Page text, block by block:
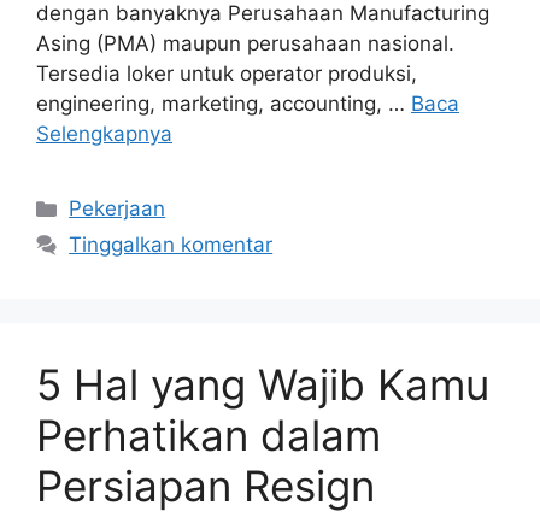
dengan banyaknya Perusahaan Manufacturing
Asing (PMA) maupun perusahaan nasional.
Tersedia loker untuk operator produksi,
engineering, marketing, accounting, … Baca
Selengkapnya
Kategori
Pekerjaan
Tinggalkan komentar
5 Hal yang Wajib Kamu
Perhatikan dalam
Persiapan Resign